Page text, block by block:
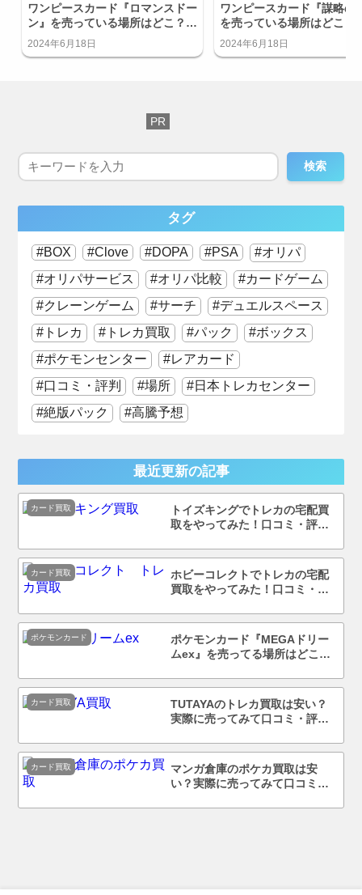
ワンピースカード『ロマンスドー
ン』を売っている場所はどこ？コ
ンビニで買える？
2024年6月18日
ワンピースカード『謀略の
を売っている場所はどこ？
ニで買える？
2024年6月18日
検索
タグ
BOX Clove DOPA PSA
オリパ
オリパサービス
オリパ比較
カードゲーム
クレーンゲーム
サーチ
デュエルスペース
トレカ
トレカ買取 パック
ボックス
ポケモンセンター
レアカード
口コミ・評判
場所
日本トレカセンター
絶版パック
高騰予想
最近更新の記事
トイズキングでトレカの宅配買
取をやってみた！口コミ・評判
カード買取
ホビーコレクトでトレカの宅配
買取をやってみた！口コミ・評
カード買取
ポケモンカード『MEGAドリー
ムex』を売ってる場所はどこ？
ポケモンカード
TUTAYAのトレカ買取は安い？
実際に売ってみて口コミ・評判
カード買取
マンガ倉庫のポケカ買取は安
い？実際に売ってみて口コミ・
カード買取